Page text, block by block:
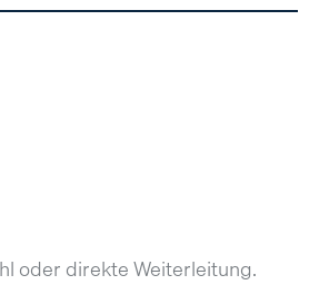
oder direkte Weiterleitung.